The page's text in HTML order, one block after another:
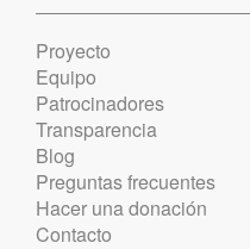
Proyecto
Equipo
Patrocinadores
Transparencia
Blog
Preguntas frecuentes
Hacer una donación
Contacto